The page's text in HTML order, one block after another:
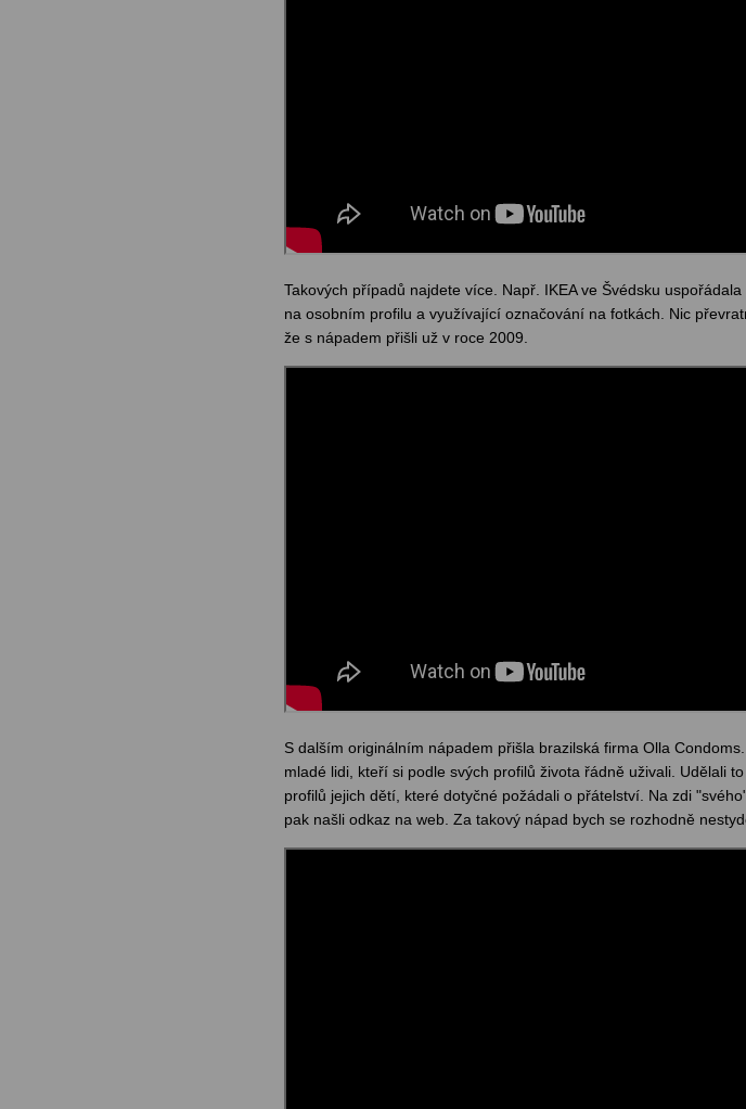
Takových případů najdete více. Např. IKEA ve Švédsku
na osobním profilu a využívající označování na fotkách. Nic
že s nápadem přišli už v roce 2009.
S dalším originálním nápadem přišla brazilská firma Olla
mladé lidi, kteří si podle svých profilů života řádně uživali. Udělali
profilů jejich dětí, které dotyčné požádali o přátelství. Na zdi
pak našli odkaz na web. Za takový nápad bych se rozhodně